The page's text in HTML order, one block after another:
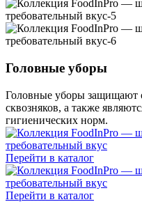
Головные уборы
Головные уборы защищают
сквозняков, а также
гигиенических норм.
Перейти в каталог
Перейти в каталог